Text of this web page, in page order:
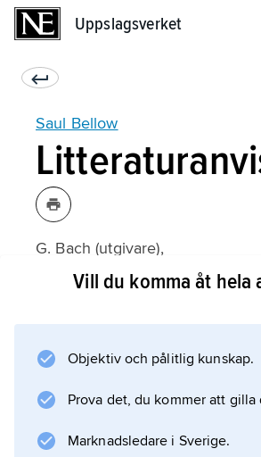
Uppslagsverket
Saul Bellow
G. Bach (utgivare),
The Critical Response to Saul
Vill du komma åt hela
Objektiv och pålitlig kunskap.
Prova det, du kommer att gilla
Marknadsledare i Sverige.